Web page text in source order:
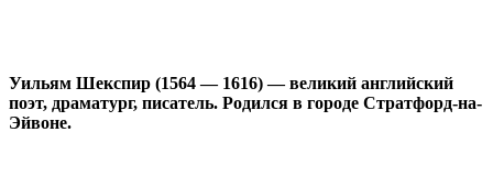
Уильям Шекспир (1564 — 1616) — великий английский
поэт, драматург, писатель. Родился в городе Стратфорд-на-
Эйвоне.